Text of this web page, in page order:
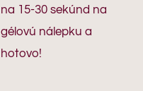
na 15-30 sekúnd na
gélovú nálepku a
hotovo!